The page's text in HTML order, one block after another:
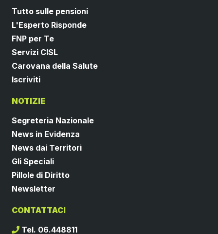
Tutto sulle pensioni
L'Esperto Risponde
FNP per Te
Servizi CISL
Carovana della Salute
Iscriviti
NOTIZIE
Segreteria Nazionale
News in Evidenza
News dai Territori
Gli Speciali
Pillole di Diritto
Newsletter
CONTATTACI
Tel. 06.448811